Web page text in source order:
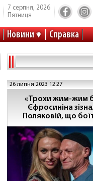
7 серпня, 2026
Пятниця
Новини Справка
26 липня 2023 12:27
«Трохи жим-жим
Єфросиніна
Поляковій, що
чоловіка